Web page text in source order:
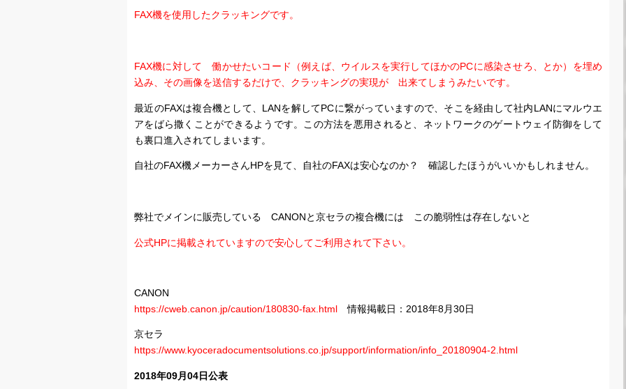
FAX機を使用したクラッキングです。
FAX機に対して 働かせたいコード（例えば、ウイルスを実行してほかのPCに感染させろ、とか）を埋め
込み、その画像を送信するだけで、クラッキングの実現が 出来てしまうみたいです。
最近のFAXは複合機として、LANを解してPCに繋がっていますので、そこを経由して社内LANにマルウエ
アをばら撒くことができるようです。この方法を悪用されると、ネットワークのゲートウェイ防御をして
も裏口進入されてしまいます。
自社のFAX機メーカーさんHPを見て、自社のFAXは安心なのか？ 確認したほうがいいかもしれません。
弊社でメインに販売している CANONと京セラの複合機には この脆弱性は存在しないと
公式HPに掲載されていますので安心してご利用されて下さい。
CANON
https://cweb.canon.jp/caution/180830-fax.html 情報掲載日：2018年8月30日
京セラ
https://www.kyoceradocumentsolutions.co.jp/support/information/info_20180904-2.html
2018年09月04日公表